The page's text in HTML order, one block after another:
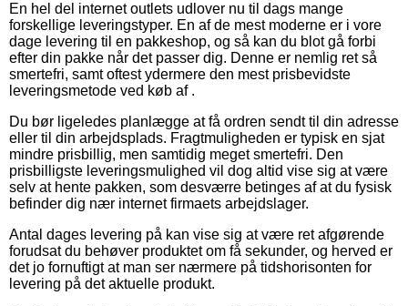
En hel del internet outlets udlover nu til dags mange
forskellige leveringstyper. En af de mest moderne er i vore
dage levering til en pakkeshop, og så kan du blot gå forbi
efter din pakke når det passer dig. Denne er nemlig ret så
smertefri, samt oftest ydermere den mest prisbevidste
leveringsmetode ved køb af .
Du bør ligeledes planlægge at få ordren sendt til din adresse
eller til din arbejdsplads. Fragtmuligheden er typisk en sjat
mindre prisbillig, men samtidig meget smertefri. Den
prisbilligste leveringsmulighed vil dog altid vise sig at være
selv at hente pakken, som desværre betinges af at du fysisk
befinder dig nær internet firmaets arbejdslager.
Antal dages levering på kan vise sig at være ret afgørende
forudsat du behøver produktet om få sekunder, og herved er
det jo fornuftigt at man ser nærmere på tidshorisonten for
levering på det aktuelle produkt.